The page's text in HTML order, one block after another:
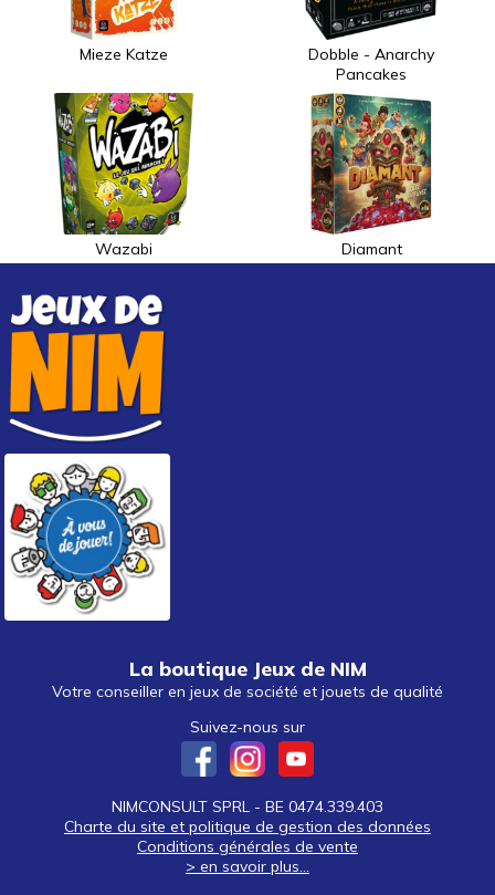
Mieze Katze
Dobble - Anarchy
Pancakes
Wazabi Diamant
La boutique Jeux de NIM
Votre conseiller en jeux de société et jouets de qualité
Suivez-nous sur
NIMCONSULT SPRL - BE 0474.339.403
Charte du site et politique de gestion des données
Conditions générales de vente
> en savoir plus...